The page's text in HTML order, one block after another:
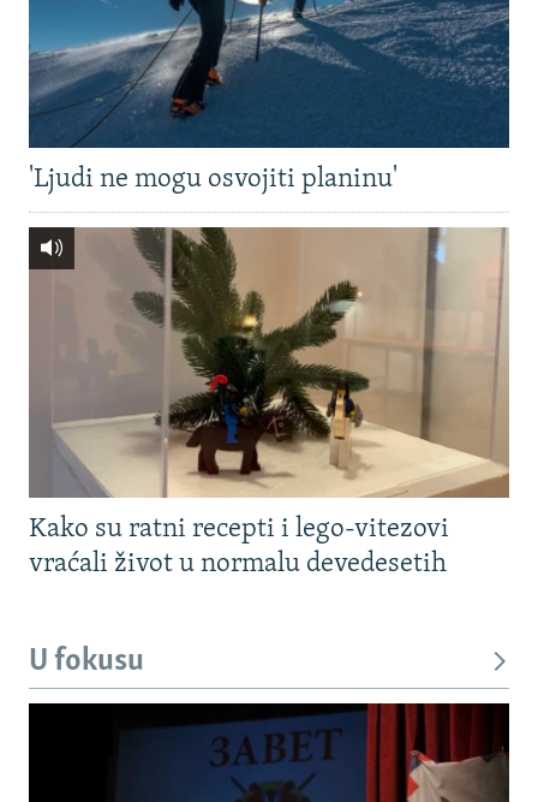
'Ljudi ne mogu osvojiti planinu'
Kako su ratni recepti i lego-vitezovi
vraćali život u normalu devedesetih
U fokusu